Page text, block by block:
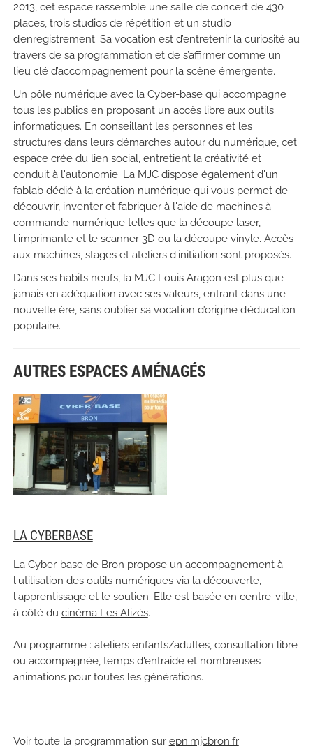
2013, cet espace rassemble une salle de concert de 430
places, trois studios de répétition et un studio
d’enregistrement. Sa vocation est d’entretenir la curiosité au
travers de sa programmation et de s’affirmer comme un
lieu clé d’accompagnement pour la scène émergente.
Un pôle numérique avec la Cyber-base qui accompagne
tous les publics en proposant un accès libre aux outils
informatiques. En conseillant les personnes et les
structures dans leurs démarches autour du numérique, cet
espace crée du lien social, entretient la créativité et
conduit à l'autonomie. La MJC dispose également d'un
fablab dédié à la création numérique qui vous permet de
découvrir, inventer et fabriquer à l'aide de machines à
commande numérique telles que la découpe laser,
l'imprimante et le scanner 3D ou la découpe vinyle. Accès
aux machines, stages et ateliers d'initiation sont proposés.
Dans ses habits neufs, la MJC Louis Aragon est plus que
jamais en adéquation avec ses valeurs, entrant dans une
nouvelle ère, sans oublier sa vocation d’origine d’éducation
populaire.
AUTRES ESPACES AMÉNAGÉS
LA CYBERBASE
La Cyber-base de Bron propose un accompagnement à
l'utilisation des outils numériques via la découverte,
l'apprentissage et le soutien. Elle est basée en centre-ville,
à côté du cinéma Les Alizés.
Au programme : ateliers enfants/adultes, consultation libre
ou accompagnée, temps d'entraide et nombreuses
animations pour toutes les générations.
Voir toute la programmation sur epn.mjcbron.fr